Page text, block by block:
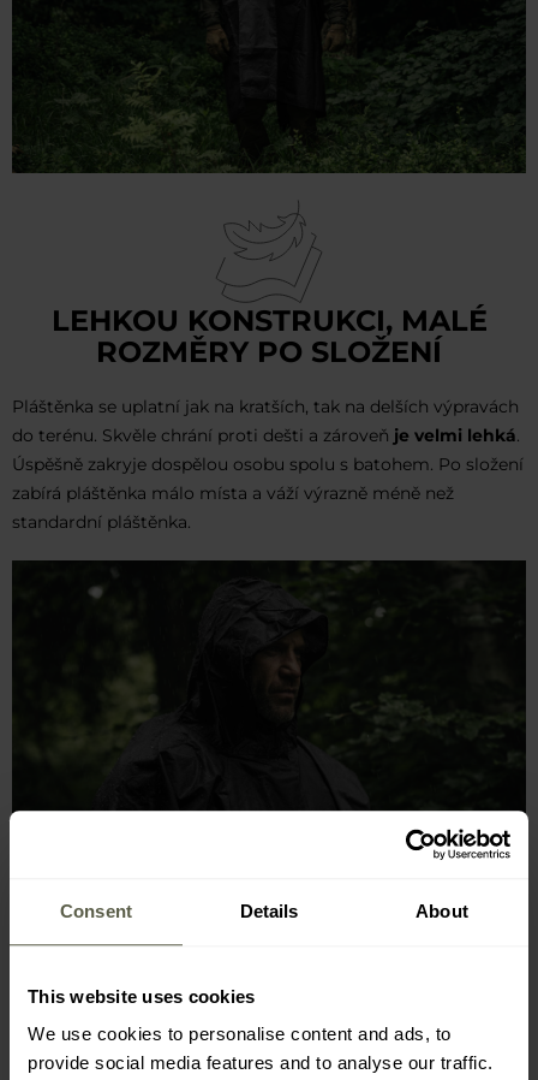
Consent Details About
This website uses cookies
We use cookies to personalise content and ads, to
provide social media features and to analyse our traffic.
LEHKOU KONSTRUKCI, MALÉ
ROZMĚRY PO SLOŽENÍ
Pláštěnka se uplatní jak na kratších, tak na delších výpravách
do terénu. Skvěle chrání proti dešti a zároveň je velmi lehká.
Úspěšně zakryje dospělou osobu spolu s batohem. Po složení
zabírá pláštěnka málo místa a váží výrazně méně než
standardní pláštěnka.
SLOŽKY SADY